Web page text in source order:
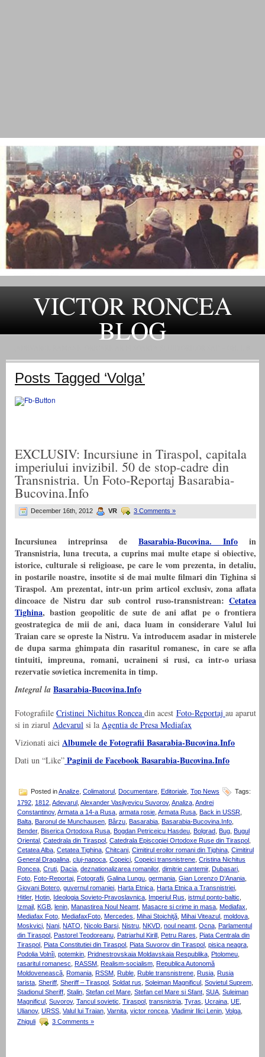
VICTOR RONCEA
BLOG
Posts Tagged ‘Volga’
EXCLUSIV: Incursiune in Tiraspol, capitala
imperiului invizibil. 50 de stop-cadre din
Transnistria. Un Foto-Reportaj Basarabia-
Bucovina.Info
December 16th, 2012 VR 3 Comments »
Incursiunea intreprinsa de Basarabia-Bucovina. Info in
Transnistria, luna trecuta, a cuprins mai multe etape si obiective,
istorice, culturale si religioase, pe care le vom prezenta, in detaliu,
in postarile noastre, insotite si de mai multe filmari din Tighina si
Tiraspol. Am prezentat, intr-un prim articol exclusiv, zona aflata
dincoace de Nistru dar sub control ruso-transnistrean: Cetatea
Tighina, bastion geopolitic de sute de ani aflat pe o frontiera
geostrategica de mii de ani, daca luam in considerare Valul lui
Traian care se opreste la Nistru. Va introducem asadar in misterele
de dupa sarma ghimpata din rasaritul romanesc, in care se afla
tintuiti, impreuna, romani, ucraineni si rusi, ca intr-o uriasa
rezervatie sovietica incremenita in timp.
Integral la Basarabia-Bucovina.Info
FotografiileCristinei Nichitus Roncea din acest Foto-Reportaj au aparut
si in ziarul Adevarul si la Agentia de Presa Mediafax
Vizionati aici Albumele de Fotografii Basarabia-Bucovina.Info
Dati un “Like” Paginii de Facebook Basarabia-Bucovina.Info
Posted inAnalize Colimatorul Documentare Editoriale Top News
Tags:
1792, 1812, Adevarul , Alexander Vasilyevicu Suvorov, Analiza, Andrei
Constantinov, Armata a 14-a Rusa, armata rosie, Armata Rusa, Back in USSR,
Balta, Baronul de Munchausen, Bârzu, Basarabia, Basarabia-Bucovina.Info,
Bender, Biserica Ortodoxa Rusa, Bogdan Petriceicu Hasdeu, Bolgrad, Bug, Bugul
Oriental , Catedrala din Tiraspol , Catedrala Episcopiei Ortodoxe Ruse din Tiraspol ,
Cetatea Alba, Cetatea Tighina, Chitcani, Cimitirul eroilor romani din Tighina, Cimitirul
General Dragalina, cluj-napoca, Copeici, Copeici transnistrene, Cristina Nichitus
Roncea, Cruti, Dacia, deznationalizarea romanilor, dimitrie cantemir, Dubasari,
Foto, Foto-Reportaj, Fotografii, Galina Lungu, germania, Gian Lorenzo D’Anania,
Giovani Botero, guvernul romaniei, Harta Etnica, Harta Etnica a Transnistriei,
Hitler, Hotin, Ideologia Sovieto-Pravoslavnica, Imperiul Rus, istmul ponto-baltic,
Izmail , KGB, lenin, Manastirea Noul Neamt, Masacre si crime in masa, Mediafax,
Mediafax Foto, MediafaxFoto, Mercedes, Mihai Stoichiţă, Mihai Viteazul , moldova,
Moskvici, Nani, NATO, Nicolo Barsi, Nistru, NKVD, noul neamt, Ocna, Parlamentul
din Tiraspol , Pastorel Teodoreanu, Patriarhul Kirill , Petru Rares, Piata Centrala din
Tiraspol , Piata Constitutiei din Tiraspol , Piata Suvorov din Tiraspol , pisica neagra,
Podolia Volnîi, potemkin, Pridnestrovskaia Moldavskaia Respublika, Ptolomeu,
rasaritul romanesc, RASSM, Realism-socialism, Republica Autonomă
Moldovenească, Romania, RSSM, Ruble, Ruble transnistrene, Rusia, Rusia
tarista, Sheriff, Sheriff – Tiraspol , Soldat rus, Soleiman Magnificul , Sovietul Suprem,
Stadionul Sheriff, Stalin, Stefan cel Mare, Stefan cel Mare si Sfant, SUA, Suleiman
Magnificul , Suvorov, Tancul sovietic, Tiraspol , transnistria, Tyras, Ucraina, UE,
Ulianov, URSS, Valul lui Traian, Varnita, victor roncea, Vladimir Ilici Lenin, Volga,
Zhiguli
3 Comments »